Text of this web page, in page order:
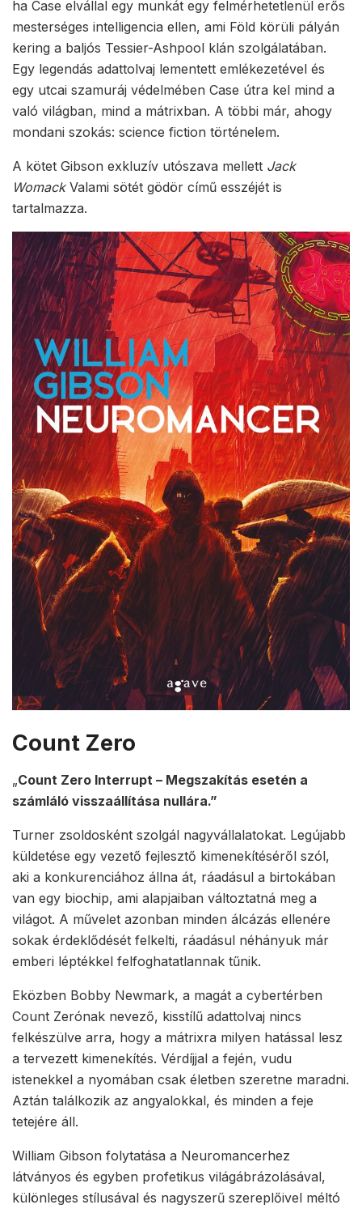
ha Case elvállal egy munkát egy felmérhetetlenül erős
mesterséges intelligencia ellen, ami Föld körüli pályán
kering a baljós Tessier-Ashpool klán szolgálatában.
Egy legendás adattolvaj lementett emlékezetével és
egy utcai szamuráj védelmében Case útra kel mind a
való világban, mind a mátrixban. A többi már, ahogy
mondani szokás: science fiction történelem.
A kötet Gibson exkluzív utószava mellett Jack
WomackValami sötét gödör című esszéjét is
tartalmazza.
Count Zero
„Count Zero Interrupt – Megszakítás esetén a
számláló visszaállítása nullára.”
Turner zsoldosként szolgál nagyvállalatokat. Legújabb
küldetése egy vezető fejlesztő kimenekítéséről szól,
aki a konkurenciához állna át, ráadásul a birtokában
van egy biochip, ami alapjaiban változtatná meg a
világot. A művelet azonban minden álcázás ellenére
sokak érdeklődését felkelti, ráadásul néhányuk már
emberi léptékkel felfoghatatlannak tűnik.
Eközben Bobby Newmark, a magát a cybertérben
Count Zerónak nevező, kisstílű adattolvaj nincs
felkészülve arra, hogy a mátrixra milyen hatással lesz
a tervezett kimenekítés. Vérdíjjal a fején, vudu
istenekkel a nyomában csak életben szeretne maradni.
Aztán találkozik az angyalokkal, és minden a feje
tetejére áll.
William Gibson folytatása a Neuromancerhez
látványos és egyben profetikus világábrázolásával,
különleges stílusával és nagyszerű szereplőivel méltó